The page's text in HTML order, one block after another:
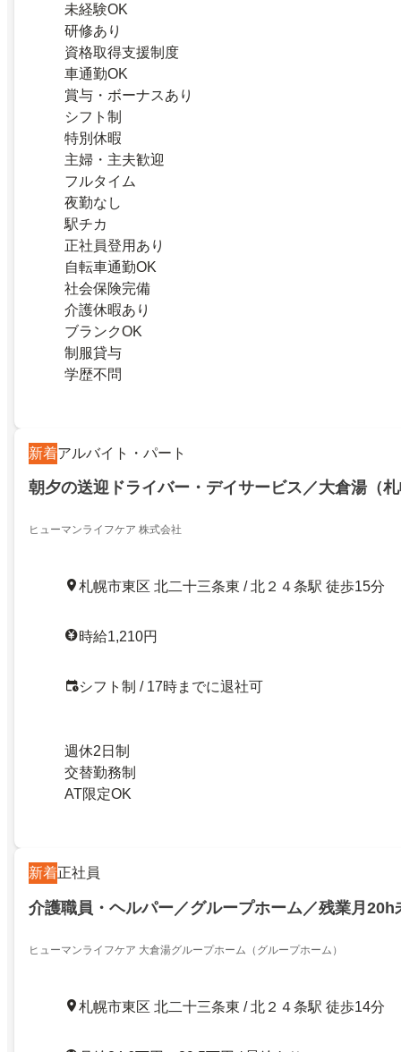
未経験OK
研修あり
資格取得支援制度
車通勤OK
賞与・ボーナスあり
シフト制
特別休暇
主婦・主夫歓迎
フルタイム
夜勤なし
駅チカ
正社員登用あり
自転車通勤OK
社会保険完備
介護休暇あり
ブランクOK
制服貸与
学歴不問
新着アルバイト・パート
朝夕の送迎ドライバー・デイサービス／大倉湯（
ヒューマンライフケア 株式会社
札幌市東区 北二十三条東 / 北２４条駅 徒歩15分
時給1,210円
シフト制 / 17時までに退社可
週休2日制
交替勤務制
AT限定OK
新着正社員
介護職員・ヘルパー／グループホーム／残業月20h
ヒューマンライフケア 大倉湯グループホーム（グループホーム）
札幌市東区 北二十三条東 / 北２４条駅 徒歩14分